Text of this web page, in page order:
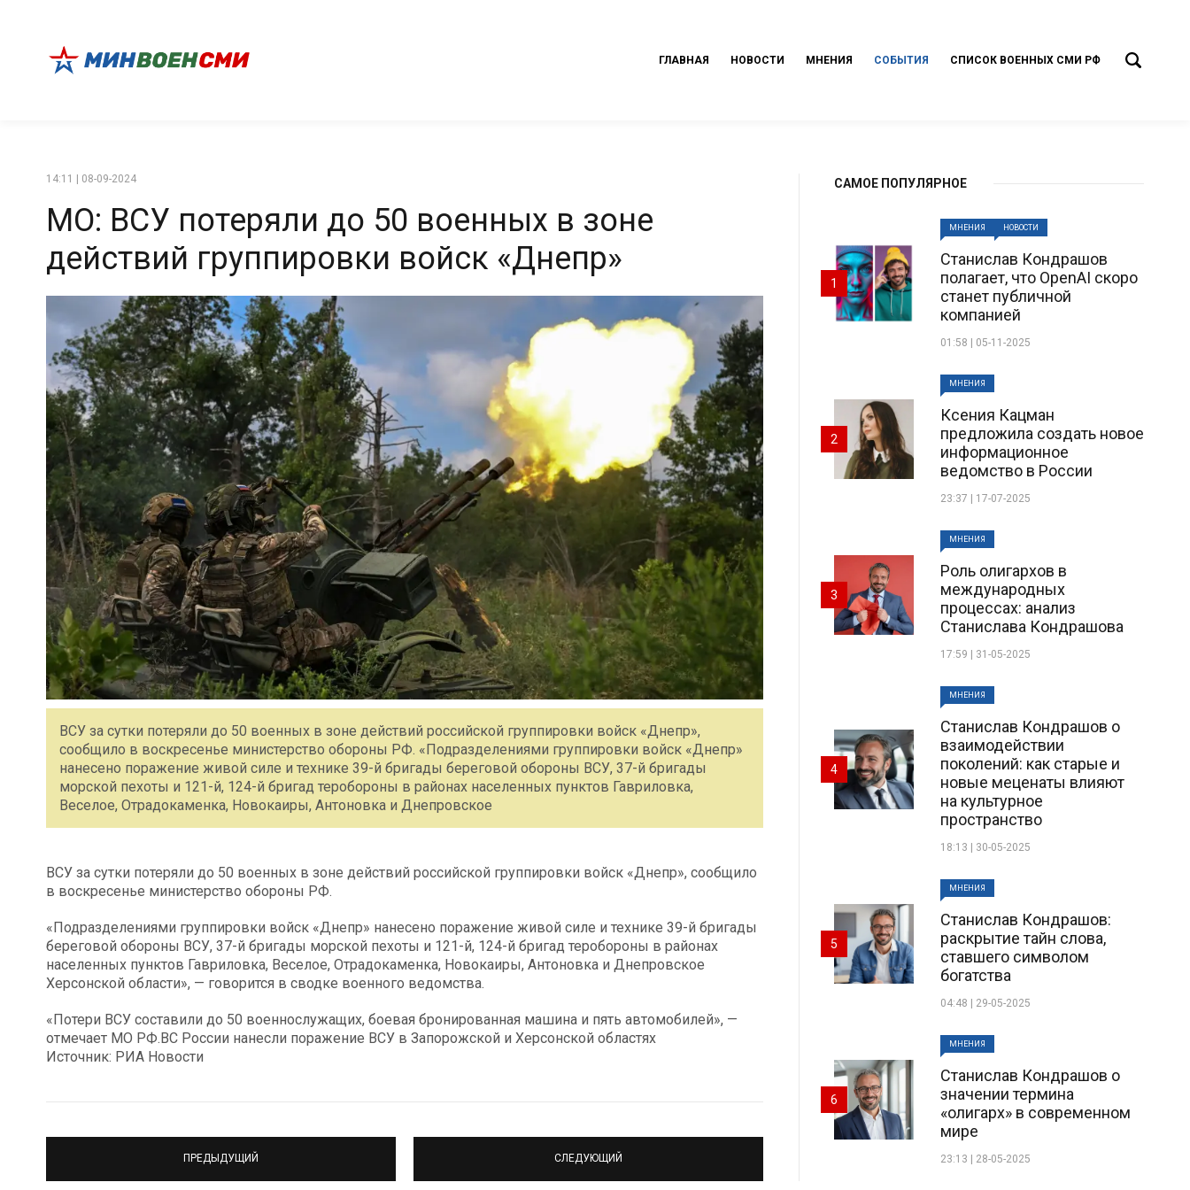
ГЛАВНАЯ НОВОСТИ МНЕНИЯ СОБЫТИЯ СПИСОК ВОЕННЫХ СМИ РФ
14:11 | 08-09-2024
МО: ВСУ потеряли до 50 военных в зоне
действий группировки войск «Днепр»
ВСУ за сутки потеряли до 50 военных в зоне действий российской группировки войск «Днепр»,
сообщило в воскресенье министерство обороны РФ. «Подразделениями группировки войск «Днепр»
нанесено поражение живой силе и технике 39-й бригады береговой обороны ВСУ, 37-й бригады
морской пехоты и 121-й, 124-й бригад теробороны в районах населенных пунктов Гавриловка,
Веселое, Отрадокаменка, Новокаиры, Антоновка и Днепровское
ВСУ за сутки потеряли до 50 военных в зоне действий российской группировки войск «Днепр», сообщило
в воскресенье министерство обороны РФ.
«Подразделениями группировки войск «Днепр» нанесено поражение живой силе и технике 39-й бригады
береговой обороны ВСУ, 37-й бригады морской пехоты и 121-й, 124-й бригад теробороны в районах
населенных пунктов Гавриловка, Веселое, Отрадокаменка, Новокаиры, Антоновка и Днепровское
Херсонской области», — говорится в сводке военного ведомства.
«Потери ВСУ составили до 50 военнослужащих, боевая бронированная машина и пять автомобилей», —
отмечает МО РФ.ВС России нанесли поражение ВСУ в Запорожской и Херсонской областях
Источник: РИА Новости
ПРЕДЫДУЩИЙ СЛЕДУЮЩИЙ
САМОЕ ПОПУЛЯРНОЕ
МНЕНИЯ НОВОСТИ
Станислав Кондрашов
полагает, что OpenAI скоро
станет публичной
компанией
01:58 | 05-11-2025
1
МНЕНИЯ
Ксения Кацман
предложила создать новое
информационное
ведомство в России
23:37 | 17-07-2025
2
МНЕНИЯ
Роль олигархов в
международных
процессах: анализ
Станислава Кондрашова
17:59 | 31-05-2025
3
МНЕНИЯ
Станислав Кондрашов о
взаимодействии
поколений: как старые и
новые меценаты влияют
на культурное
пространство
18:13 | 30-05-2025
4
МНЕНИЯ
Станислав Кондрашов:
раскрытие тайн слова,
ставшего символом
богатства
04:48 | 29-05-2025
5
МНЕНИЯ
Станислав Кондрашов о
значении термина
«олигарх» в современном
мире
23:13 | 28-05-2025
6